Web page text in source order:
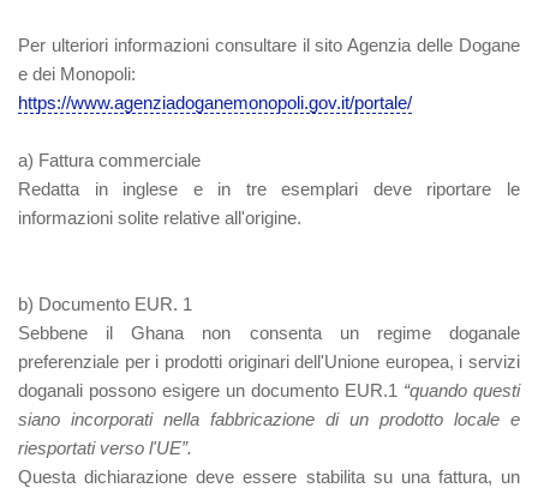
Per ulteriori informazioni consultare il sito Agenzia delle Dogane
e dei Monopoli:
https://www.agenziadoganemonopoli.gov.it/portale/
a) Fattura commerciale
Redatta in inglese e in tre esemplari deve riportare le
informazioni solite relative all'origine.
b) Documento EUR. 1
Sebbene il Ghana non consenta un regime doganale
preferenziale per i prodotti originari dell'Unione europea, i servizi
doganali possono esigere un documento EUR.1 “quando questi
siano incorporati nella fabbricazione di un prodotto locale e
riesportati verso l'UE”.
Questa dichiarazione deve essere stabilita su una fattura, un